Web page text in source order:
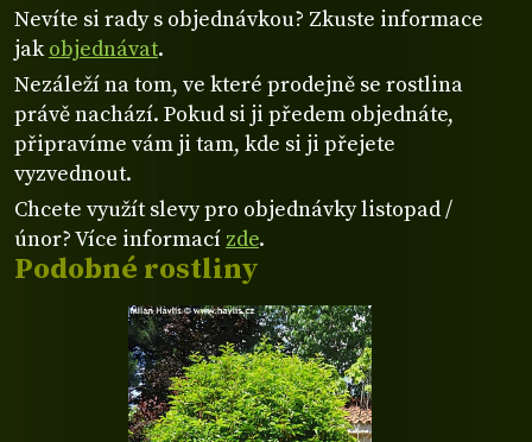
Podobné rostliny
Nevíte si rady s objednávkou? Zkuste informace
jakobjednávat.
Nezáleží na tom, ve které prodejně se rostlina
právě nachází. Pokud si ji předem objednáte,
připravíme vám ji tam, kde si ji přejete
vyzvednout.
Chcete využít slevy pro objednávky listopad /
únor? Více informací zde.